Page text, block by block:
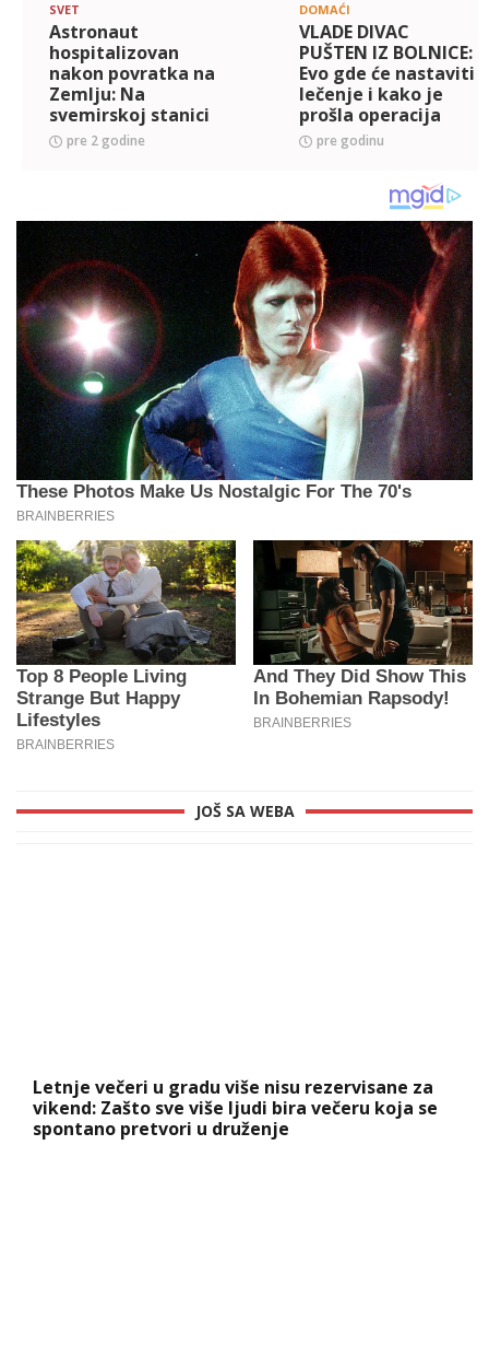
SVET
Astronaut
hospitalizovan
nakon povratka na
Zemlju: Na
svemirskoj stanici
proveo 235 dana
pre 2 godine
DOMAĆI
VLADE DIVAC
PUŠTEN IZ BOLNICE:
Evo gde će nastaviti
lečenje i kako je
prošla operacija
pre godinu
JOŠ SA WEBA
Letnje večeri u gradu više nisu rezervisane za
vikend: Zašto sve više ljudi bira večeru koja se
spontano pretvori u druženje